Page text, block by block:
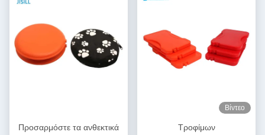
Προσαρμόστε τα ανθεκτικά
Βίντεο
Τροφίμων